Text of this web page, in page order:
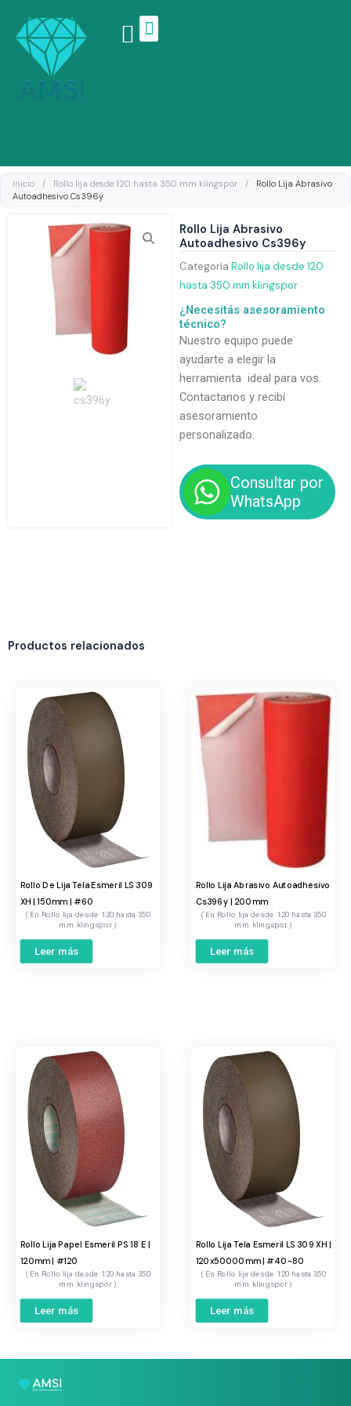
contenido
Inicio / Rollo lija desde 120 hasta 350 mm klingspor /
Rollo Lija Abrasivo
Autoadhesivo Cs396y
Rollo Lija Abrasivo
Autoadhesivo Cs396y
Categoría Rollo lija desde 120
hasta 350 mm klingspor
¿Necesitás asesoramiento
técnico?
Nuestro equipo puede
ayudarte a elegir la
herramienta ideal para vos.
Contactanos y recibí
asesoramiento
personalizado.
Consultar por
WhatsApp
Productos relacionados
Rollo De Lija Tela Esmeril LS 309
XH | 150mm | #60
Rollo lija desde 120 hasta 350
mm klingspor
Leer más
Rollo Lija Abrasivo Autoadhesivo
Cs396y | 200mm
Rollo lija desde 120 hasta 350
mm klingspor
Leer más
Rollo Lija Papel Esmeril PS 18 E |
120mm | #120
Rollo lija desde 120 hasta 350
mm klingspor
Leer más
Rollo Lija Tela Esmeril LS 309 XH |
120x50000mm | #40-80
Rollo lija desde 120 hasta 350
mm klingspor
Leer más